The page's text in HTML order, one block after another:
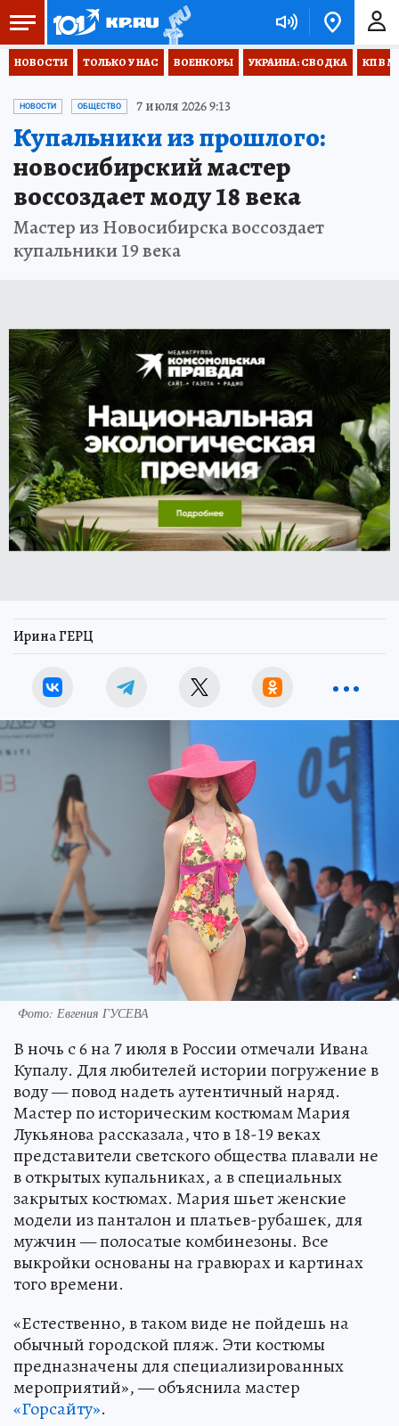
НОВОСТИ ТОЛЬКО У НАС ВОЕНКОРЫ УКРАИНА: СВОДКА КП В
НОВОСТИ ОБЩЕСТВО 7 июля 2026 9:13
Купальники из прошлого:
новосибирский мастер
воссоздает моду 18 века
Мастер из Новосибирска воссоздает
купальники 19 века
Ирина ГЕРЦ
Фото: Евгения ГУСЕВА
В ночь с 6 на 7 июля в России отмечали Ивана
Купалу. Для любителей истории погружение в
воду — повод надеть аутентичный наряд.
Мастер по историческим костюмам Мария
Лукьянова рассказала, что в 18-19 веках
представители светского общества плавали не
в открытых купальниках, а в специальных
закрытых костюмах. Мария шьет женские
модели из панталон и платьев-рубашек, для
мужчин — полосатые комбинезоны. Все
выкройки основаны на гравюрах и картинах
того времени.
«Естественно, в таком виде не пойдешь на
обычный городской пляж. Эти костюмы
предназначены для специализированных
мероприятий», — объяснила мастер
«Горсайту».